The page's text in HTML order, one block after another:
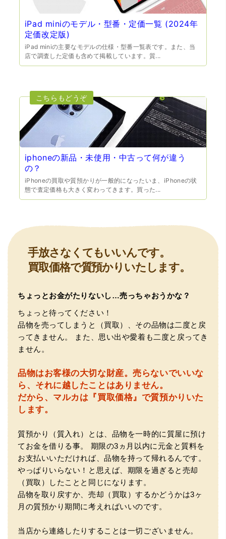
（大阪府池田市）とても親切で丁寧な対応に感激いたしま
した。質屋さんはわりと利用して(主に中古品の購入)慣れて
いましたが、今までの質屋さんとは全く違う、とても良い
印象でした。何度でも伺いたくなりました。この度は、本
（豊中市西泉丘）初めて利用しましたが、とても親切丁寧
に査定をして頂き思いもよらない価格をいただきました。
正直他店の倍以上で驚きました。また機会があれば利用し
ます。
感じて飛び込みで訪問。飛びこみにも関わらず、とても親
切、丁ねいな対応をして頂き、思っていた以上の信用でき
るお店でした。満足いく金額で買い取って頂きました。あ
りがとうございます。
（兵庫県神戸市）別のお店でメール査定した際の1.5倍の金
額を提示いただけたので即決しました。楽器も安心してお
任せできそうです!
iPad miniのモデル・型番・定価一覧 (2024年
定価改定版)
iPad miniの主要なモデルの仕様・型番一覧表です。また、当
店で調査した定価も含めて掲載しています。質...
iphoneの新品・未使用・中古って何が違う
の？
iPhoneの買取や質預かりが一般的になったいま、iPhoneの状
態で査定価格も大きく変わってきます。買った...
手放さなくてもいいんです。
買取価格で質預かりいたします。
ちょっとお金がたりないし…売っちゃおうかな？
ちょっと待ってください！
品物を売ってしまうと（買取）、その品物は二度と戻
ってきません。
また、思い出や愛着も二度と戻ってき
ません。
品物はお客様の大切な財産。売らないでいいな
ら、それに越したことはありません。
だから、マルカは『買取価格』で質預かりいた
します。
質預かり（質入れ）とは、品物を一時的に質屋に預け
てお金を借りる事。
期限の3ヵ月以内に元金と質料を
お支払いいただければ、品物を持って帰れるんです。
やっぱりいらない！と思えば、期限を過ぎると売却
（買取）したことと同じになります。
品物を取り戻すか、売却（買取）するかどうかは3ヶ
月の質預かり期間に考えればいいのです。
当店から連絡したりすることは一切ございません。